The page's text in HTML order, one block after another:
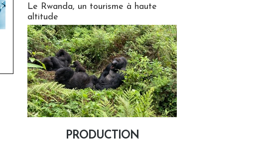
Le Rwanda, un tourisme à haute
altitude
PRODUCTION